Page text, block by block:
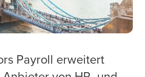
Payroll erweitert